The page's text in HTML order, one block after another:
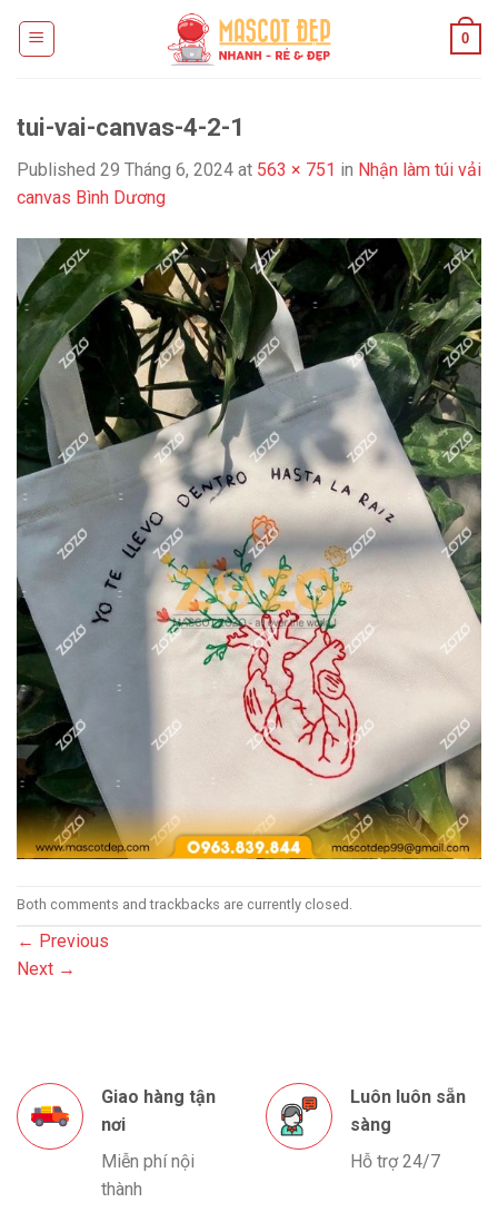
0
tui-vai-canvas-4-2-1
Published 29 Tháng 6, 2024 at 563 × 751 in Nhận làm túi vải
canvas Bình Dương
Both comments and trackbacks are currently closed.
← Previous
Next →
Giao hàng tận
nơi
Miễn phí nội
thành
Luôn luôn sẵn
sàng
Hỗ trợ 24/7